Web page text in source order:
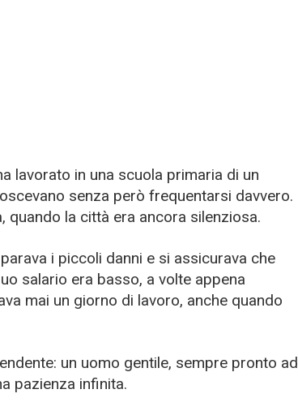
lavorato in una scuola primaria di un
senza però frequentarsi davvero.
quando la città era ancora silenziosa.
i piccoli danni e si assicurava che
salario era basso, a volte appena
mai un giorno di lavoro, anche quando
un uomo gentile, sempre pronto ad
pazienza infinita.